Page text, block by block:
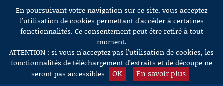
Aller au contenu
En poursuivant votre navigation sur ce site, vous acceptez
l’utilisation de cookies permettant d'accéder à certaines
fonctionnalités. Ce consentement peut être retiré à tout
moment.
ATTENTION : si vous n’acceptez pas l’utilisation de cookies, les
fonctionnalités de téléchargement d’extraits et de découpe ne
seront pas accessibles
OK En savoir plus